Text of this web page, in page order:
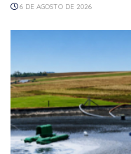
6 DE AGOSTO DE 2026